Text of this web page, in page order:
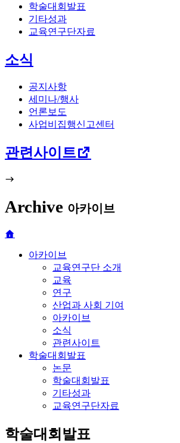
학술대회발표
기타성과
교육연구단자료
소식
공지사항
세미나/행사
언론보도
사업비집행신고센터
관련사이트
Archive 아카이브
아카이브
교육연구단 소개
교육
연구
산업과 사회 기여
아카이브
소식
관련사이트
학술대회발표
논문
학술대회발표
기타성과
교육연구단자료
학술대회발표